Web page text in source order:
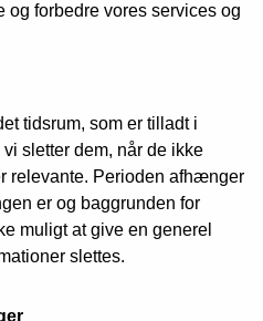
og forbedre vores services og
tidsrum, som er tilladt i
sletter dem, når de ikke
relevante. Perioden afhænger
er og baggrunden for
muligt at give en generel
slettes.